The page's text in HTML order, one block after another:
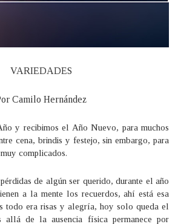
VARIEDADES
Camilo Hernández
y recibimos el Año Nuevo, para muchos
cena, brindis y festejo, sin embargo, para
complicados.
de algún ser querido, durante el año
a la mente los recuerdos, ahí está esa
todo era risas y alegría, hoy solo queda el
allá de la ausencia física permanece por